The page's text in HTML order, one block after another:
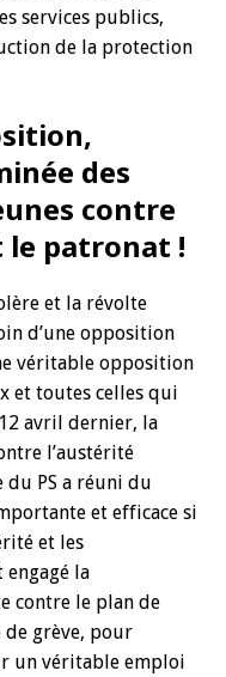
services publics,
de la protection
des
contre
le patronat !
et la révolte
d’une opposition
véritable opposition
et toutes celles qui
avril dernier, la
l’austérité
du PS a réuni du
et efficace si
et les
engagé la
contre le plan de
grève, pour
un véritable emploi